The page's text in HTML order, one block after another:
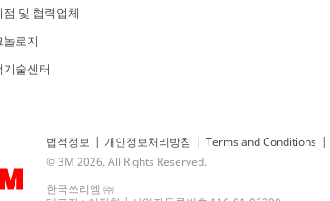
점 및 협력업체
로지
기술센터
법적정보 | 개인정보처리방침 | Terms and Conditions |
© 3M 2026. All Rights Reserved.
한국쓰리엠 ㈜